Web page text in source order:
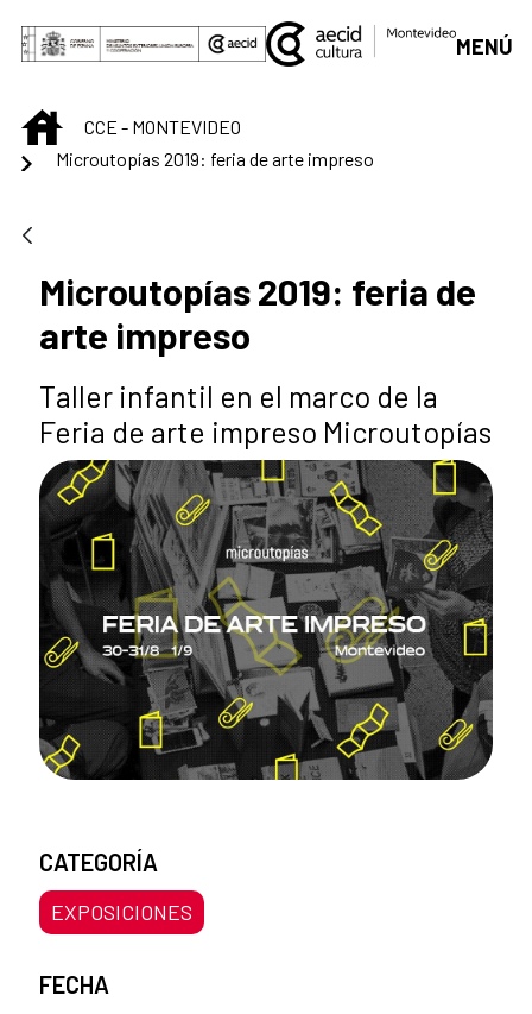
Saltar al contenido principal
MENÚ
INICIOCCE - MONTEVIDEO
Microutopías 2019: feria de arte impreso
Microutopías 2019: feria de
arte impreso
Taller infantil en el marco de la
Feria de arte impreso Microutopías
CATEGORÍA
EXPOSICIONES
FECHA